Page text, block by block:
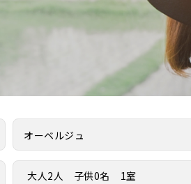
大人2人 子供0名 1室